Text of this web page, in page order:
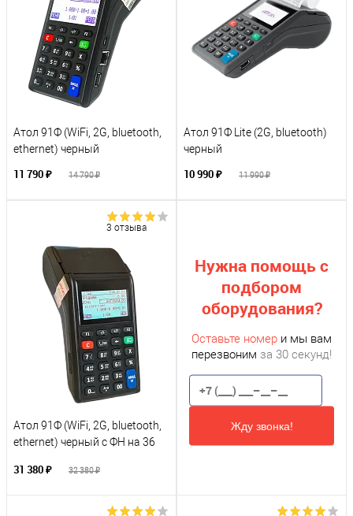
Атол 91Ф (WiFi, 2G, bluetooth,
ethernet) черный
11 790 ₽ 14 790 ₽
Атол 91Ф Lite (2G, bluetooth)
черный
10 990 ₽ 11 990 ₽
3 отзыва
Атол 91Ф (WiFi, 2G, bluetooth,
ethernet) черный с ФН на 36
31 380 ₽ 32 380 ₽
Нужна помощь с
подбором
оборудования?
Оставьте номер и мы вам
перезвоним за 30 секунд!
Жду звонка!